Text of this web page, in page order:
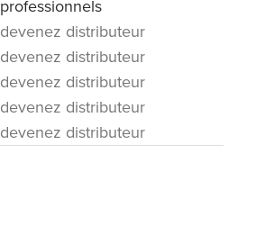
professionnels
devenez distributeur
devenez distributeur
devenez distributeur
devenez distributeur
devenez distributeur